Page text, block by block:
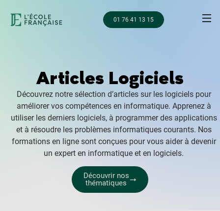
01 76 41 13 15
Articles Logiciels
Découvrez notre sélection d’articles sur les logiciels pour
améliorer vos compétences en informatique. Apprenez à
utiliser les derniers logiciels, à programmer des applications
et à résoudre les problèmes informatiques courants. Nos
formations en ligne sont conçues pour vous aider à devenir
un expert en informatique et en logiciels.
Découvrir nos
thématiques